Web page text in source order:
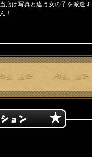
当店は写真と違う女の子を派遣
ん！